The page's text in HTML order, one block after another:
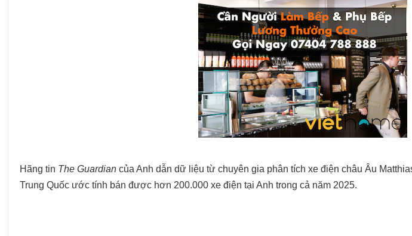
Hãng tin The Guardian của Anh dẫn dữ liệu từ chuyên gia phân tích xe điện châu Âu
Trung Quốc ước tính bán được hơn 200.000 xe điện tại Anh trong cả năm 2025.